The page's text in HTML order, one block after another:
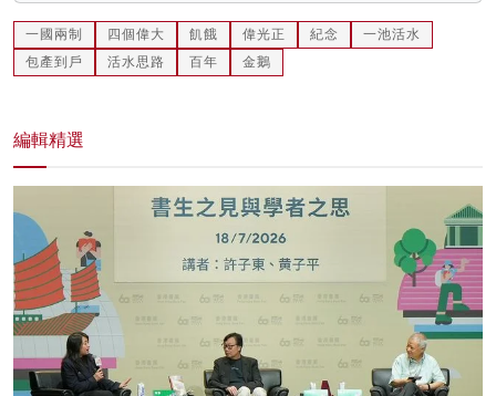
一國兩制 四個偉大 飢餓 偉光正 紀念
一池活水
包產到戶
活水思路 百年 金鵝
編輯精選